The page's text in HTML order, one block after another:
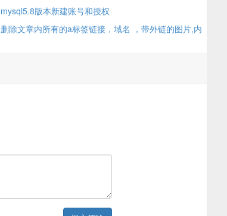
mysql5.8版本新建账号和授权
删除文章内所有的a标签链接，域名 ，带外链的图片,内